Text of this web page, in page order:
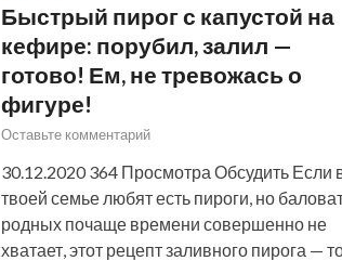
Быстрый пирог с капустой на
кефире: порубил, залил —
готово! Ем, не тревожась о
фигуре!
Оставьте комментарий
30.12.2020 364 Просмотра Обсудить Если
твоей семье любят есть пироги, но
родных почаще времени совершенно не
хватает, этот рецепт заливного пирога —